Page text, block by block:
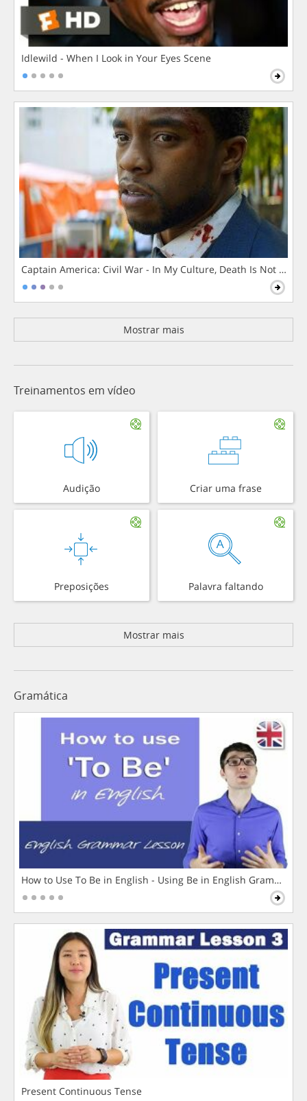
Idlewild - When I Look in Your Eyes Scene
Captain America: Civil War - In My Culture, Death Is Not The
Mostrar mais
Treinamentos em vídeo
Audição Criar uma frase
Preposições Palavra faltando
Mostrar mais
Gramática
How to Use To Be in English - Using Be in English Grammar
Present Continuous Tense